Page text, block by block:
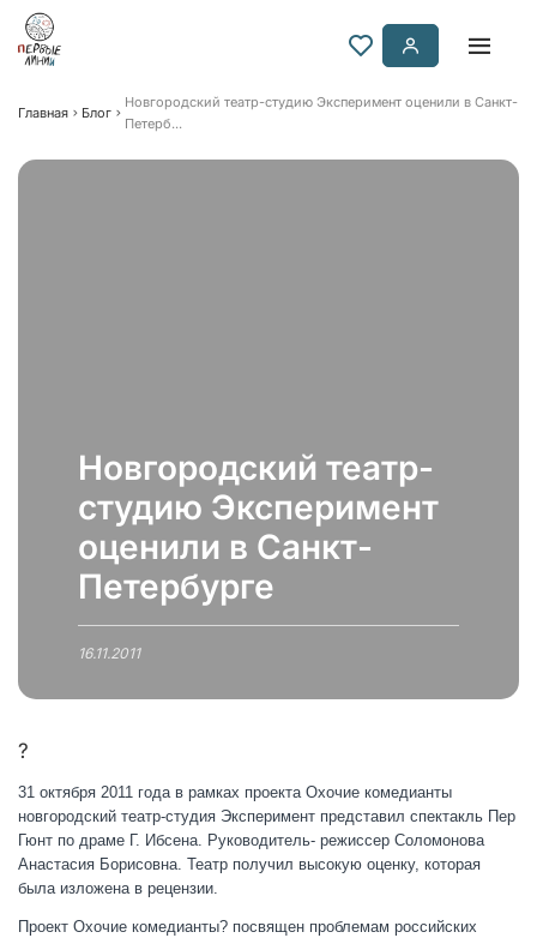
Главная Блог
Новгородский театр-студию Эксперимент оценили в Санкт-
Петерб...
Новгородский театр-
студию Эксперимент
оценили в Санкт-
Петербурге
16.11.2011
?
31 октября 2011 года в рамках проекта Охочие комедианты
новгородский театр-студия Эксперимент представил спектакль Пер
Гюнт по драме Г. Ибсена. Руководитель- режиссер Соломонова
Анастасия Борисовна. Театр получил высокую оценку, которая
была изложена в рецензии.
Проект Охочие комедианты? посвящен проблемам российских